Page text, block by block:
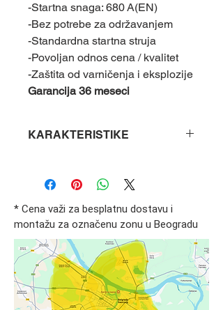
-Startna snaga: 680 A(EN)
-Bez potrebe za održavanjem
-Standardna startna struja
-Povoljan odnos cena / kvalitet
-Zaštita od varničenja i eksplozije
Garancija 36 meseci
KARAKTERISTIKE
mm
Proizvođač Varta
Kapacitet (A) 40
Polaritet Desni+
* Cena važi za besplatnu dostavu i
montažu za označenu zonu u Beogradu